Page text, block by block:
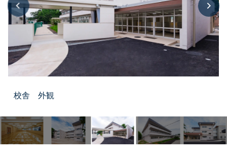
分譲住宅
公共建築
商業建築
その他
校舎 外観